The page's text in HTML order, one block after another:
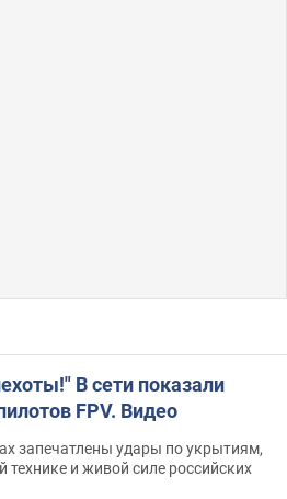
В сети показали
FPV. Видео
запечатлены удары по укрытиям,
и живой силе российских